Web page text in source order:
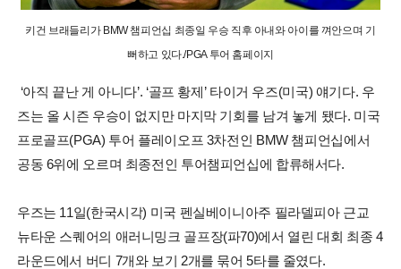
키건 브래들리가 BMW 챔피언십 최종일 우승 직후 아내와 아이를 껴안으며 기
뻐하고 있다./PGA 투어 홈페이지
‘아직 끝난 게 아니다’. ‘골프 황제’ 타이거 우즈(미국) 얘기다. 우
즈는 올 시즌 우승이 없지만 마지막 기회를 남겨 놓게 됐다. 미국
프로골프(PGA) 투어 플레이오프 3차전인 BMW 챔피언십에서
공동 6위에 오르며 최종전인 투어챔피언십에 합류해서다.
우즈는 11일(한국시각) 미국 펜실베이니아주 필라델피아 근교
뉴타운 스퀘어의 애러니밍크 골프장(파70)에서 열린 대회 최종 4
라운드에서 버디 7개와 보기 2개를 묶어 5타를 줄였다.